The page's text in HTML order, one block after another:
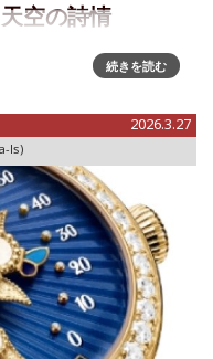
空の詩情
ネーブ 2026」で新作時
天空の詩情ヴァンク
けてきました。メ
続きを読む
2026.3.27
ls)